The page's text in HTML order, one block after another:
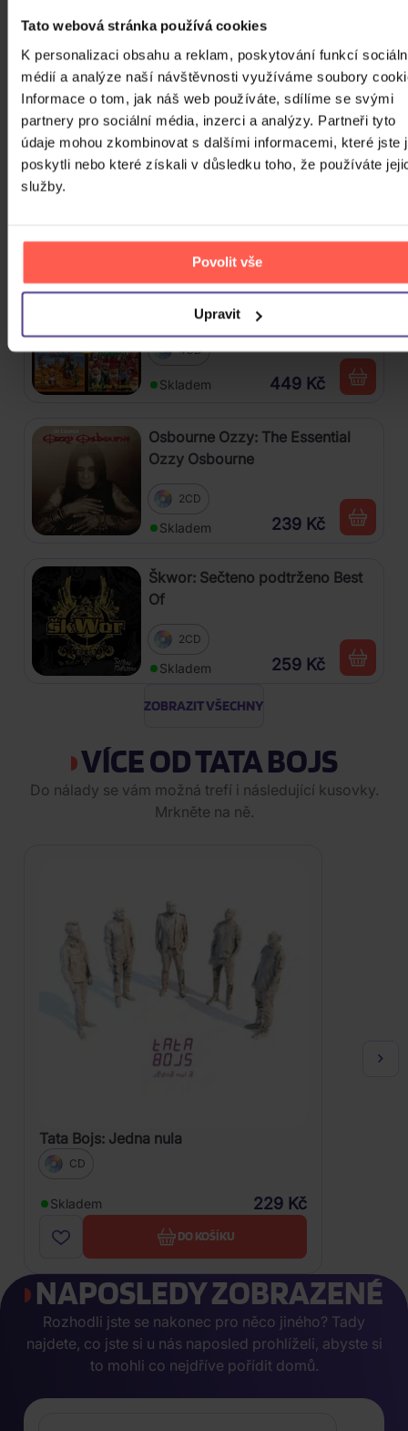
Tato webová stránka používá cookies
K personalizaci obsahu a reklam, poskytování funkcí
médií a analýze naší návštěvnosti využíváme soubory
Informace o tom, jak náš web používáte, sdílíme se svými
partnery pro sociální média, inzerci a analýzy. Partneři tyto
údaje mohou zkombinovat s dalšími informacemi, které jste
poskytli nebo které získali v důsledku toho, že používáte
služby.
Povolit vše
Upravit
3CD
Skladem 343 Kč
Bartošová Iveta: Platinum
Collection
Skladem 222 Kč
Kabát: Original Albums Vol. 1
4CD
Skladem 449 Kč
Osbourne Ozzy: The Essential
Ozzy Osbourne
2CD
Skladem 239 Kč
Škwor: Sečteno podtrženo Best
Of
2CD
Skladem 259 Kč
ZOBRAZIT VŠECHNY
VÍCE OD TATA BOJS
Do nálady se vám možná trefí i následující kusovky.
Mrkněte na ně.
Tata Bojs: Jedna nula
CD
Skladem 229 Kč
DO KOŠÍKU
NAPOSLEDY ZOBRAZENÉ
Rozhodli jste se nakonec pro něco jiného? Tady
najdete, co jste si u nás naposled prohlíželi, abyste si
to mohli co nejdříve pořídit domů.